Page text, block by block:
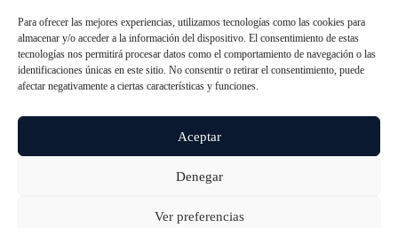
Para ofrecer las mejores experiencias, utilizamos tecnologías como las cookies para
almacenar y/o acceder a la información del dispositivo. El consentimiento de estas
tecnologías nos permitirá procesar datos como el comportamiento de navegación o las
identificaciones únicas en este sitio. No consentir o retirar el consentimiento, puede
afectar negativamente a ciertas características y funciones.
Aceptar
Denegar
Ver preferencias
Privacidad
Protección De Datos
© 2026 ALL RIGHTS RESERVED
ANDRÉS PASTRANA ARANGO